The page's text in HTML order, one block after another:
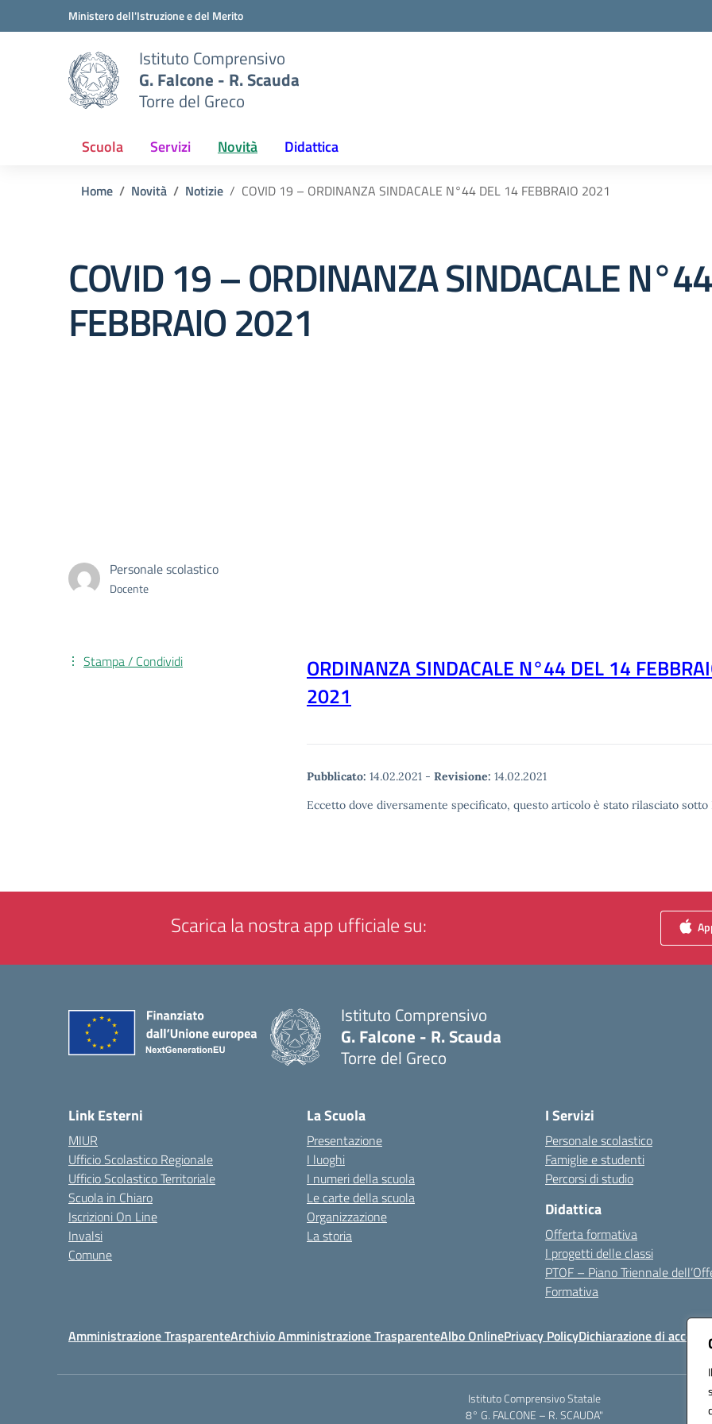
Vai ai contenuti
Vai al menu di navigazioneMinistero dell'Istruzione e del Merito
Istituto Comprensivo
G. Falcone - R. Scauda
Torre del Greco
Scuola Servizi Novità Didattica
Home Novità Notizie COVID 19 – ORDINANZA SINDACALE N°44 DEL 14 FEBBRAIO 2021
COVID 19 – ORDINANZA SINDACALE
FEBBRAIO 2021
Personale scolastico
Docente
ORDINANZA SINDACALE N°44 DEL 14
2021
Pubblicato: 14.02.2021 - Revisione: 14.02.2021
Eccetto dove diversamente specificato, questo articolo è stato rilasciato
Stampa / Condividi
Scarica la nostra app ufficiale su:
Istituto Comprensivo
G. Falcone - R. Scauda
Torre del Greco
Link Esterni
MIUR
Ufficio Scolastico Regionale
Ufficio Scolastico Territoriale
Scuola in Chiaro
Iscrizioni On Line
Invalsi
Comune
La Scuola
Presentazione
I luoghi
I numeri della scuola
Le carte della scuola
Organizzazione
La storia
I Servizi
Personale scolastico
Famiglie e studenti
Percorsi di studio
Didattica
Offerta formativa
I progetti delle classi
PTOF – Piano Triennale
Formativa
Amministrazione TrasparenteArchivio Amministrazione TrasparenteAlbo OnlinePrivacy PolicyDichiarazione di
Istituto Comprensivo Statale
8° G. FALCONE – R. SCAUDA"